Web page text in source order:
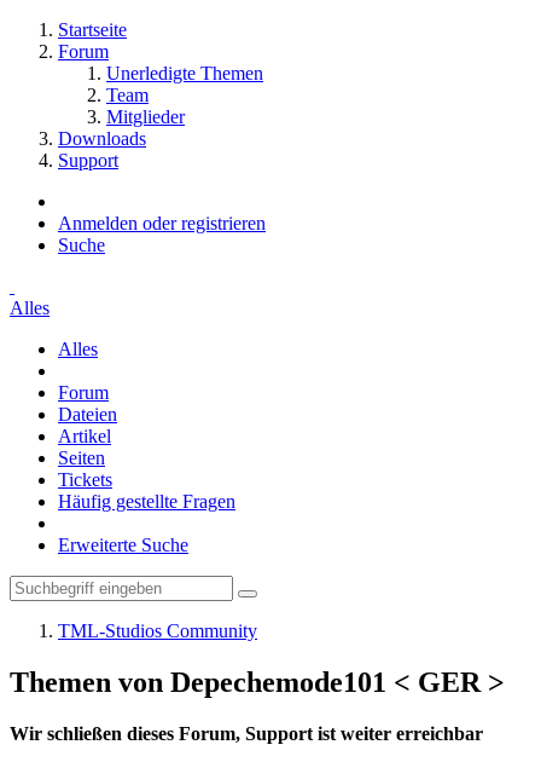
Startseite
Forum
Unerledigte Themen
Team
Mitglieder
Downloads
Support
Anmelden oder registrieren
Suche
Alles
Alles
Forum
Dateien
Artikel
Seiten
Tickets
Häufig gestellte Fragen
Erweiterte Suche
TML-Studios Community
Themen von Depechemode101 < GER >
Wir schließen dieses Forum, Support ist weiter erreichbar